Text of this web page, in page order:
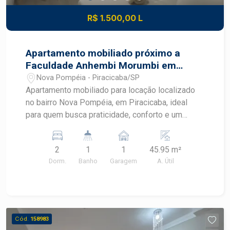
R$ 1.500,00 L
Apartamento mobiliado próximo a
Faculdade Anhembi Morumbi em
Piracicaba
Nova Pompéia - Piracicaba/SP
Apartamento mobiliado para locação localizado
no bairro Nova Pompéia, em Piracicaba, ideal
para quem busca praticidade, conforto e um
planejados, mobiliário completo e excelente
aproveitamento dos espaços, este apartamento
oferece uma rotina mais funcional em uma região
americana integrada aos ambientes - Geladeira,
cooktop e micro-ondas - Máquina de lavar -
2
Dorm.
1
Banho
1
Garagem
45.95 m²
A. Útil
Cód. 158983